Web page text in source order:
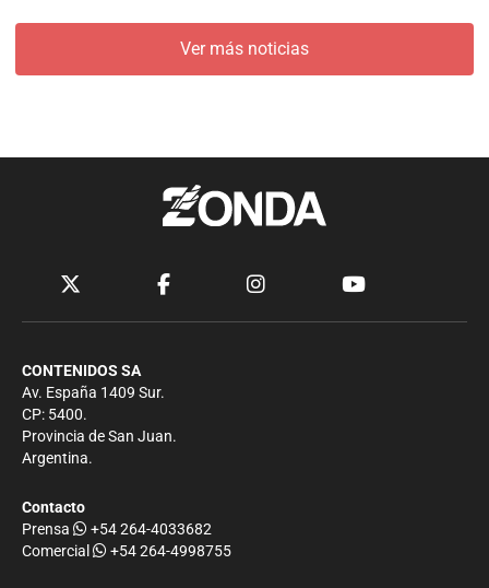
Ver más noticias
CONTENIDOS SA
Av. España 1409 Sur.
CP: 5400.
Provincia de San Juan.
Argentina.
Contacto
Prensa
+54 264-4033682
Comercial
+54 264-4998755